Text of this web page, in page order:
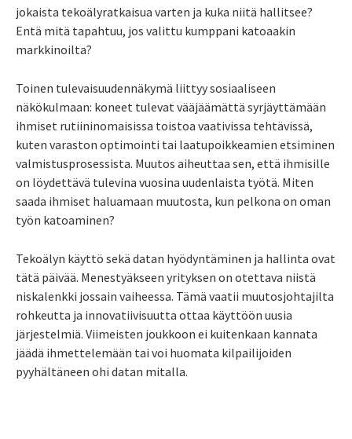
jokaista tekoälyratkaisua varten ja kuka niitä hallitsee?
Entä mitä tapahtuu, jos valittu kumppani katoaakin
markkinoilta?
Toinen tulevaisuudennäkymä liittyy sosiaaliseen
näkökulmaan: koneet tulevat vääjäämättä syrjäyttämään
ihmiset rutiininomaisissa toistoa vaativissa tehtävissä,
kuten varaston optimointi tai laatupoikkeamien etsiminen
valmistusprosessista. Muutos aiheuttaa sen, että ihmisille
on löydettävä tulevina vuosina uudenlaista työtä. Miten
saada ihmiset haluamaan muutosta, kun pelkona on oman
työn katoaminen?
Tekoälyn käyttö sekä datan hyödyntäminen ja hallinta ovat
tätä päivää. Menestyäkseen yrityksen on otettava niistä
niskalenkki jossain vaiheessa. Tämä vaatii muutosjohtajilta
rohkeutta ja innovatiivisuutta ottaa käyttöön uusia
järjestelmiä. Viimeisten joukkoon ei kuitenkaan kannata
jäädä ihmettelemään tai voi huomata kilpailijoiden
pyyhältäneen ohi datan mitalla.